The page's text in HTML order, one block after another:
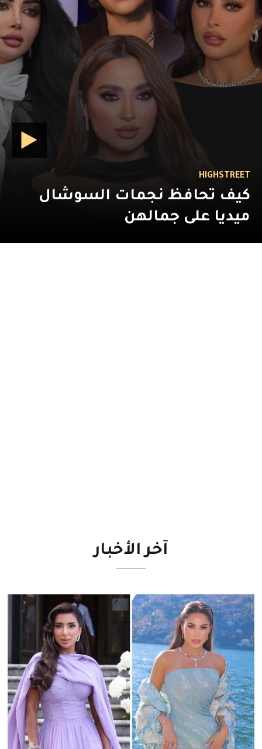
HIGHSTREET
كيف تحافظ نجمات السوشال
ميديا على جمالهن
آخر الأخبار